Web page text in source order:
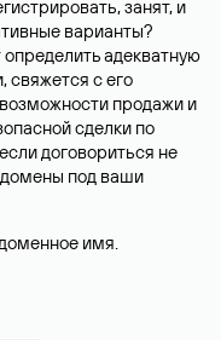
занят, и
варианты?
адекватную
свяжется с его
продажи и
сделки по
договориться не
домены под ваши
имя.